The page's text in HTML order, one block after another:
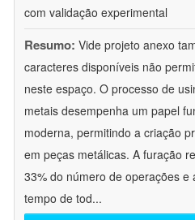
com validação experimental
Resumo: Vide projeto anexo
caracteres disponíveis não
neste espaço. O processo de
metais desempenha um papel
moderna, permitindo a criação
em peças metálicas. A furação
33% do número de operações e
tempo de tod...